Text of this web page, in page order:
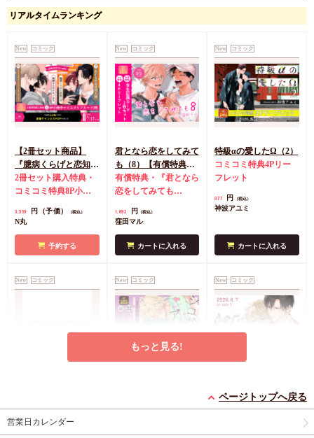
リアルタイムランキング
New コミック
【2冊セット商品】
『臆病くらげと恋知ら
ず【有償】+柴崎さん
のケモノみち【有
約キャンペーン(抽■
2冊セット購入特典・
コミコミ特典8P小冊
2枚
有償特典・『臆病
となの公式同人誌
償特典・『柴崎さんの
アクリルカードキーホ
店舗共通特典ペ
3,559 円（予価） （税込）
N丸
予約する
New コミック
君となら恋をしてみて
も（8）【有償特典・
学生証風カード2枚セ
ット】
有償特典・『君となら
恋をしてみても
ド2枚セット
1,892 円 （税込）
窪田マル
カートに入れる
New コミック
特級αの愛したΩ（2）
コミコミ特典4Pリー
フレット
877 円 （税込）
神波アユミ
カートに入れる
New コミック
小冊子＋箔押しA5ア
クリルボード】
有償特典・『エンドロ
ールは地獄まで
（3）』小冊子 有償特
New コミック
有償特典・『シュガー
コミコミ特典4Pリー
New コミック
特典・小冊子】
有償特典・『うなじに
もっと見る!
ページトップへ戻る
営業日カレンダー